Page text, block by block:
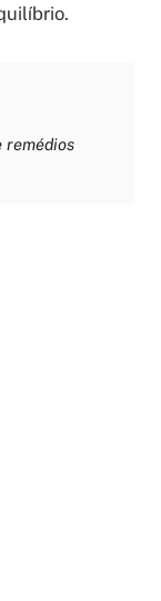
remédios